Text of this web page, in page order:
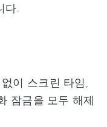
다.
이 스크린 타임,
잠금을 모두 해제